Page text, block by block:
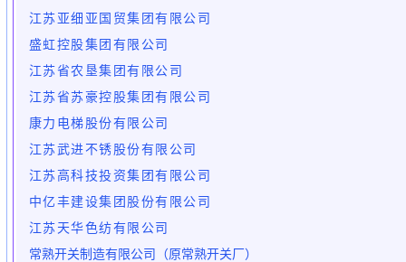
江苏亚细亚国贸集团有限公司
盛虹控股集团有限公司
江苏省农垦集团有限公司
江苏省苏豪控股集团有限公司
康力电梯股份有限公司
江苏武进不锈股份有限公司
江苏高科技投资集团有限公司
中亿丰建设集团股份有限公司
江苏天华色纺有限公司
常熟开关制造有限公司（原常熟开关厂）